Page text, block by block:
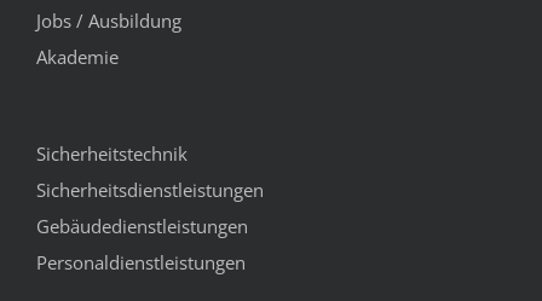
Jobs / Ausbildung
Akademie
Sicherheitstechnik
Sicherheitsdienstleistungen
Gebäudedienstleistungen
Personaldienstleistungen